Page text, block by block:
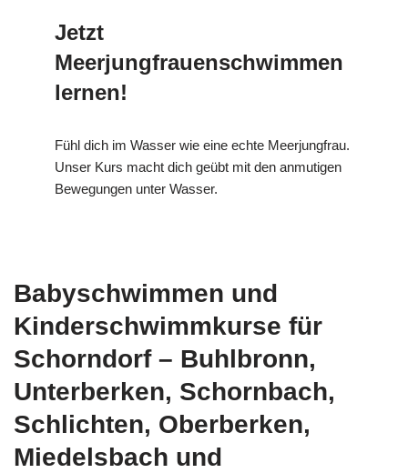
Jetzt
Meerjungfrauenschwimmen
lernen!
Fühl dich im Wasser wie eine echte Meerjungfrau.
Unser Kurs macht dich geübt mit den anmutigen
Bewegungen unter Wasser.
Babyschwimmen und
Kinderschwimmkurse für
Schorndorf – Buhlbronn,
Unterberken, Schornbach,
Schlichten, Oberberken,
Miedelsbach und